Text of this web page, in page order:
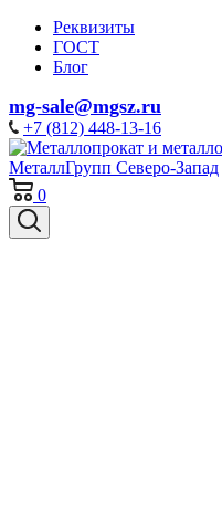
Реквизиты
ГОСТ
Блог
mg-sale@mgsz.ru
+7 (812) 448-13-16
0